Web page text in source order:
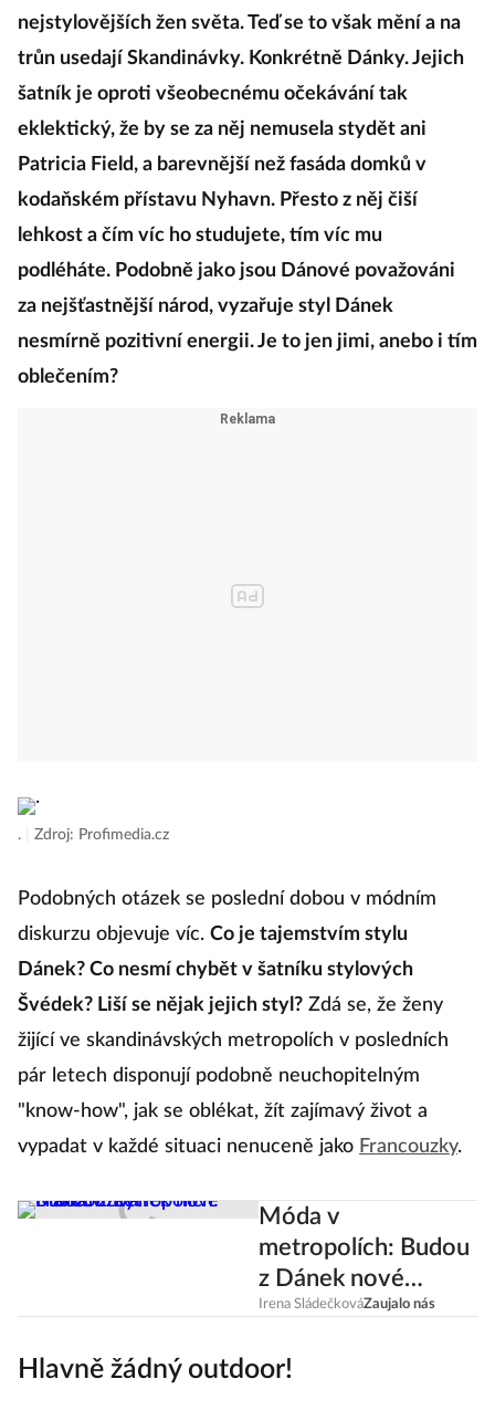
nejstylovějších žen světa. Teď se to však mění a na
trůn usedají Skandinávky. Konkrétně Dánky. Jejich
šatník je oproti všeobecnému očekávání tak
eklektický, že by se za něj nemusela stydět ani
Patricia Field, a barevnější než fasáda domků v
kodaňském přístavu Nyhavn. Přesto z něj čiší
lehkost a čím víc ho studujete, tím víc mu
podléháte. Podobně jako jsou Dánové považováni
za nejšťastnější národ, vyzařuje styl Dánek
nesmírně pozitivní energii. Je to jen jimi, anebo i tím
oblečením?
. Zdroj: Profimedia.cz
Podobných otázek se poslední dobou v módním
diskurzu objevuje víc. Co je tajemstvím stylu
Dánek? Co nesmí chybět v šatníku stylových
Švédek? Liší se nějak jejich styl? Zdá se, že ženy
žijící ve skandinávských metropolích v posledních
pár letech disponují podobně neuchopitelným
"know-how", jak se oblékat, žít zajímavý život a
vypadat v každé situaci nenuceně jako Francouzky.
Móda v
metropolích: Budou
z Dánek nové
Francouzky?
Irena SládečkováZaujalo nás
Hlavně žádný outdoor!